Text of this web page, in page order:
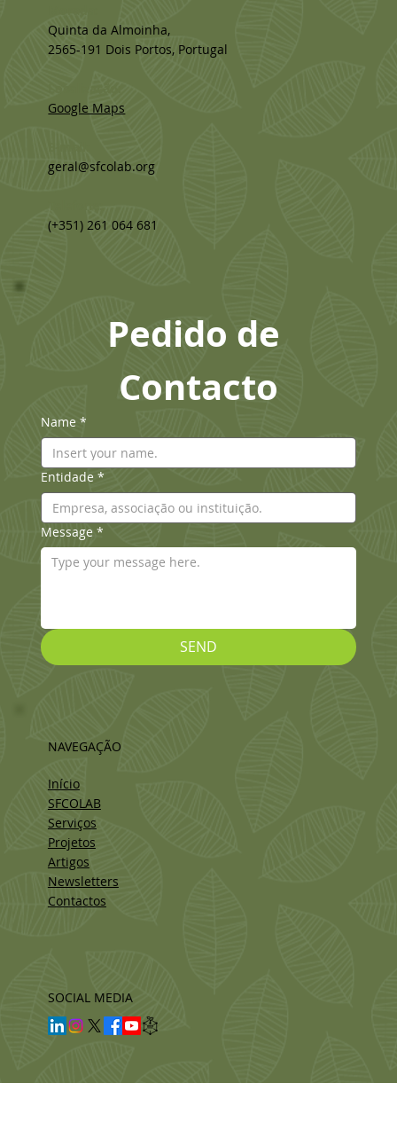
SOCIAL MEDIA
NAVEGAÇÃO
Início
SFCOLAB
Serviços
Projetos
Artigos
Newsletters
Contactos
Pedido de
Contacto
Name *
Entidade *
Message *
SEND
Quinta da Almoinha,
2565-191 Dois Portos, Portugal
Google Maps
geral@sfcolab.org
(+351) 261 064 681